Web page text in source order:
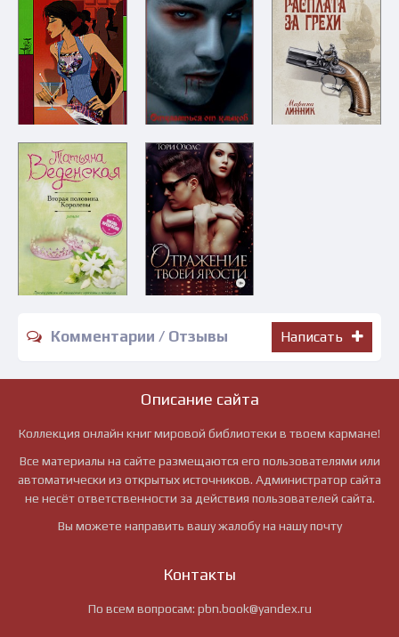
Комментарии / Отзывы Написать
Описание сайта
Коллекция онлайн книг мировой библиотеки в твоем кармане!
Все материалы на сайте размещаются его пользователями или
автоматически из открытых источников. Администратор сайта
не несёт ответственности за действия пользователей сайта.
Вы можете направить вашу жалобу на нашу почту
Контакты
По всем вопросам: pbn.book@yandex.ru